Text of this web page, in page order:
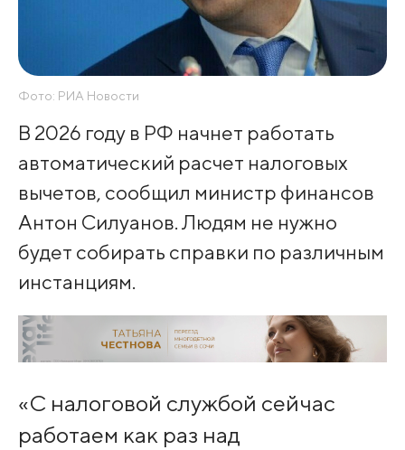
Фото: РИА Новости
В 2026 году в РФ начнет работать
автоматический расчет налоговых
вычетов, сообщил министр финансов
Антон Силуанов. Людям не нужно
будет собирать справки по различным
инстанциям.
«С налоговой службой сейчас
работаем как раз над